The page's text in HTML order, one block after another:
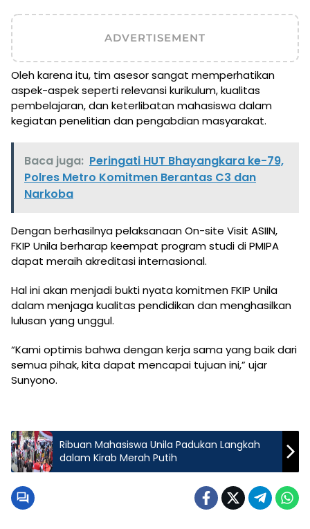
ADVERTISEMENT
Oleh karena itu, tim asesor sangat memperhatikan
aspek-aspek seperti relevansi kurikulum, kualitas
pembelajaran, dan keterlibatan mahasiswa dalam
kegiatan penelitian dan pengabdian masyarakat.
Baca juga: Peringati HUT Bhayangkara ke-79,
Polres Metro Komitmen Berantas C3 dan
Narkoba
Dengan berhasilnya pelaksanaan On-site Visit ASIIN,
FKIP Unila berharap keempat program studi di PMIPA
dapat meraih akreditasi internasional.
Hal ini akan menjadi bukti nyata komitmen FKIP Unila
dalam menjaga kualitas pendidikan dan menghasilkan
lulusan yang unggul.
“Kami optimis bahwa dengan kerja sama yang baik dari
semua pihak, kita dapat mencapai tujuan ini,” ujar
Sunyono.
Ribuan Mahasiswa Unila Padukan Langkah
dalam Kirab Merah Putih